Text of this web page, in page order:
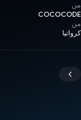
من
COCOCODE
من
كرواتيا